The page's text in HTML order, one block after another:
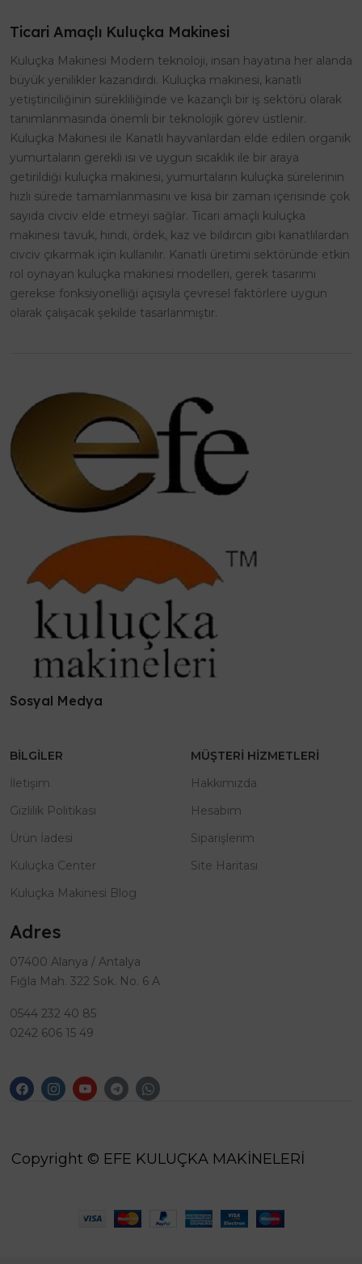
Ticari Amaçlı Kuluçka Makinesi
Kuluçka Makinesi Modern teknoloji, insan hayatına her alanda
büyük yenilikler kazandırdı. Kuluçka makinesi, kanatlı
yetiştiriciliğinin sürekliliğinde ve kazançlı bir iş sektörü olarak
tanımlanmasında önemli bir teknolojik görev üstlenir.
Kuluçka Makinesi ile Kanatlı hayvanlardan elde edilen organik
yumurtaların gerekli ısı ve uygun sıcaklık ile bir araya
getirildiği kuluçka makinesi, yumurtaların kuluçka sürelerinin
hızlı sürede tamamlanmasını ve kısa bir zaman içerisinde çok
sayıda civciv elde etmeyi sağlar. Ticari amaçlı kuluçka
makinesi tavuk, hindi, ördek, kaz ve bıldırcın gibi kanatlılardan
civciv çıkarmak için kullanılır. Kanatlı üretimi sektöründe etkin
rol oynayan kuluçka makinesi modelleri, gerek tasarımı
gerekse fonksiyonelliği açısıyla çevresel faktörlere uygun
olarak çalışacak şekilde tasarlanmıştır.
Sosyal Medya
BILGILER
İletişim
Gizlilik Politikası
Ürün İadesi
Kuluçka Center
Kuluçka Makinesi Blog
MÜŞTERI HIZMETLERI
Hakkımızda
Hesabım
Siparişlerim
Site Haritası
Adres
07400 Alanya / Antalya
Fığla Mah. 322 Sok. No. 6 A
0544 232 40 85
0242 606 15 49
Copyright © EFE KULUÇKA MAKİNELERİ